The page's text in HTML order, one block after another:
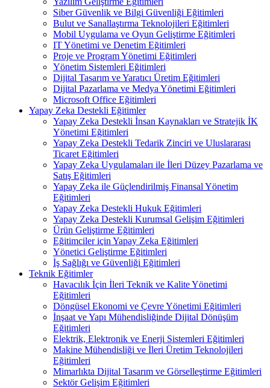
Siber Güvenlik ve Bilgi Güvenliği Eğitimleri
Bulut ve Sanallaştırma Teknolojileri Eğitimleri
Mobil Uygulama ve Oyun Geliştirme Eğitimleri
IT Yönetimi ve Denetim Eğitimleri
Proje ve Program Yönetimi Eğitimleri
Yönetim Sistemleri Eğitimleri
Dijital Tasarım ve Yaratıcı Üretim Eğitimleri
Dijital Pazarlama ve Medya Yönetimi Eğitimleri
Microsoft Office Eğitimleri
Yapay Zeka Destekli Eğitimler
Yapay Zeka Destekli İnsan Kaynakları ve Stratejik İK
Yönetimi Eğitimleri
Yapay Zeka Destekli Tedarik Zinciri ve Uluslararası
Ticaret Eğitimleri
Yapay Zeka Uygulamaları ile İleri Düzey Pazarlama ve
Satış Eğitimleri
Yapay Zeka ile Güçlendirilmiş Finansal Yönetim
Eğitimleri
Yapay Zeka Destekli Hukuk Eğitimleri
Yapay Zeka Destekli Kurumsal Gelişim Eğitimleri
Ürün Geliştirme Eğitimleri
Eğitimciler için Yapay Zeka Eğitimleri
Yönetici Geliştirme Eğitimleri
İş Sağlığı ve Güvenliği Eğitimleri
Teknik Eğitimler
Havacılık İçin İleri Teknik ve Kalite Yönetimi
Eğitimleri
Döngüsel Ekonomi ve Çevre Yönetimi Eğitimleri
İnşaat ve Yapı Mühendisliğinde Dijital Dönüşüm
Eğitimleri
Elektrik, Elektronik ve Enerji Sistemleri Eğitimleri
Makine Mühendisliği ve İleri Üretim Teknolojileri
Eğitimleri
Mimarlıkta Dijital Tasarım ve Görselleştirme Eğitimleri
Sektör Gelişim Eğitimleri